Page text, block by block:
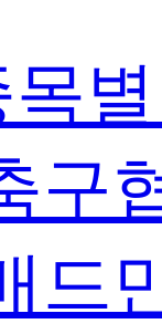
구
드